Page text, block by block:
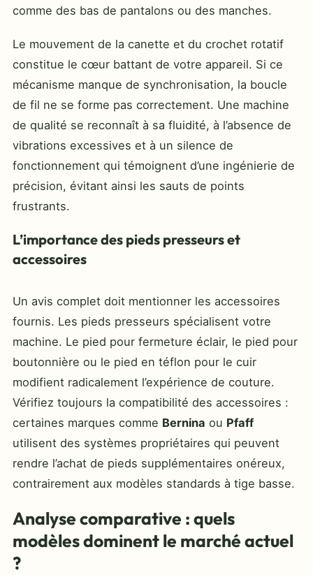
comme des bas de pantalons ou des manches.
Le mouvement de la canette et du crochet rotatif
constitue le cœur battant de votre appareil. Si ce
mécanisme manque de synchronisation, la boucle
de fil ne se forme pas correctement. Une machine
de qualité se reconnaît à sa fluidité, à l’absence de
vibrations excessives et à un silence de
fonctionnement qui témoignent d’une ingénierie de
précision, évitant ainsi les sauts de points
frustrants.
L’importance des pieds presseurs et
accessoires
Un avis complet doit mentionner les accessoires
fournis. Les pieds presseurs spécialisent votre
machine. Le pied pour fermeture éclair, le pied pour
boutonnière ou le pied en téflon pour le cuir
modifient radicalement l’expérience de couture.
Vérifiez toujours la compatibilité des accessoires :
certaines marques comme Bernina ou Pfaff
utilisent des systèmes propriétaires qui peuvent
rendre l’achat de pieds supplémentaires onéreux,
contrairement aux modèles standards à tige basse.
Analyse comparative : quels
modèles dominent le marché actuel
?